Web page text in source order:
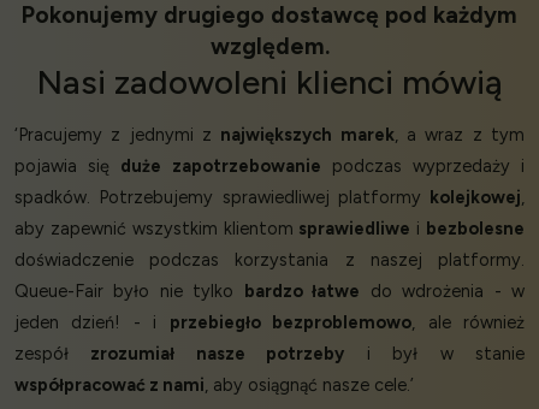
Pokonujemy drugiego dostawcę pod każdym
względem.
Nasi zadowoleni klienci mówią
‘Pracujemy z jednymi z największych marek, a wraz z tym
pojawia się duże zapotrzebowanie podczas wyprzedaży i
spadków. Potrzebujemy sprawiedliwej platformy
kolejkowej,
aby zapewnić wszystkim klientom sprawiedliwe i bezbolesne
doświadczenie podczas korzystania z naszej platformy.
Queue-Fair było nie tylko
bardzo łatwe do wdrożenia - w
jeden dzień! - i przebiegło bezproblemowo, ale również
zespół zrozumiał nasze potrzeby i był w stanie
współpracować z nami, aby osiągnąć nasze cele.’